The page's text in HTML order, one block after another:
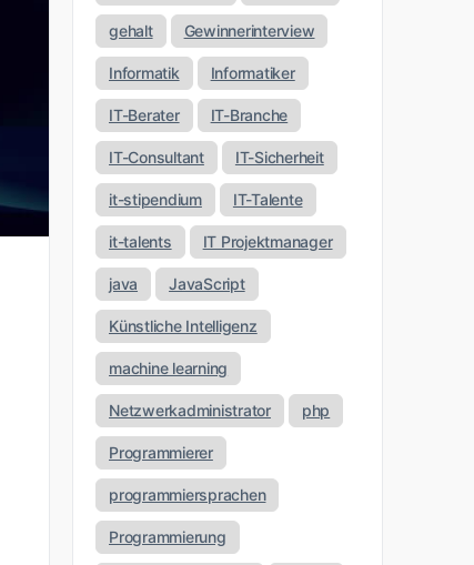
gehalt Gewinnerinterview
Informatik Informatiker
IT-Berater IT-Branche
IT-Consultant IT-Sicherheit
it-stipendium IT-Talente
it-talents IT Projektmanager
java JavaScript
Künstliche Intelligenz
machine learning
Netzwerkadministrator php
Programmierer
programmiersprachen
Programmierung